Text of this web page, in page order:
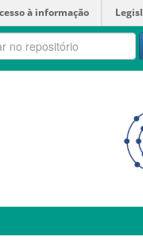
à informação